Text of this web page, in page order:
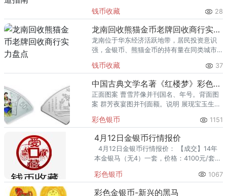
熊猫金币的需求就明显升温，但鱼龙混杂的
回收渠道里，能精准识别版别溢
钱币收藏 28
龙南回收熊猫金币老牌回收商行实力盘点
龙南位于华东经济活跃地带，居民投资意识
强，金银币、熊猫金币的持有量在同类城市
熊猫金币的需求就明显升温，但鱼龙混杂的
回收渠道里，能精准识别版别溢
钱币收藏 37
中国古典文学名著《红楼梦》彩色银币(2)：群芳夜宴图
正面图案 曹雪芹像并刊国名、年号。背面图
案 群芳夜宴图并刊面额。说明 展现宝玉生日
的场面。
彩色银币 1151
4月12日金银币行情报价
本金银马（无4）一套，价格：4100元/套
格：3150
彩色银币 1067
彩色金银币-新兴的黑马